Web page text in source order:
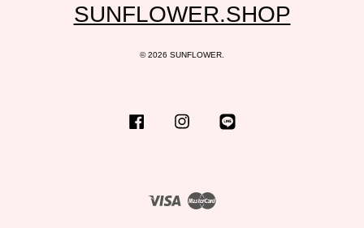
SUNFLOWER.SHOP
© 2026 SUNFLOWER.
Facebook Instagram
Visa